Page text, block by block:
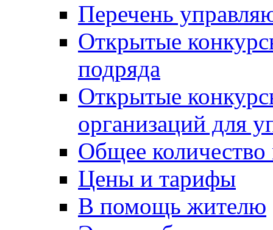
Перечень
Открытые
подряда
Открытые
организаций для
Общее
Цены и тарифы
В помощь жителю